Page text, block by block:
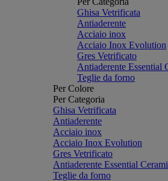
Ghisa Vetrificata
Antiaderente
Acciaio inox
Acciaio Inox Evolution
Gres Vetrificato
Antiaderente Essential
Teglie da forno
Per Colore
Per Categoria
Ghisa Vetrificata
Antiaderente
Acciaio inox
Acciaio Inox Evolution
Gres Vetrificato
Antiaderente Essential
Teglie da forno